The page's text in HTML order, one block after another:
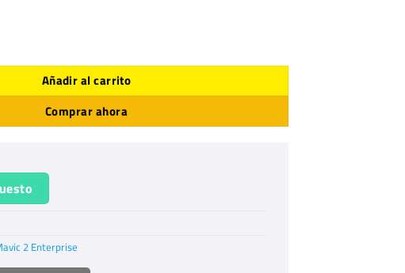
cantidad
Añadir al carrito
Comprar ahora
2 Enterprise